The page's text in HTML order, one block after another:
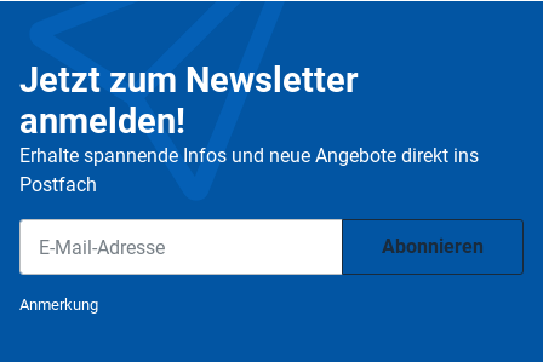
Jetzt zum Newsletter
anmelden!
Erhalte spannende Infos und neue Angebote direkt ins
Postfach
Abonnieren
Anmerkung